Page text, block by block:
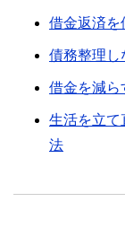
借金返済を
債務整理し
借金を減ら
生活を立て
法